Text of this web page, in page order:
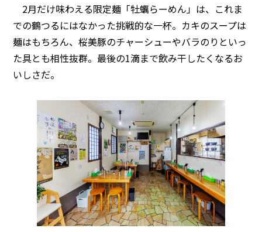
2月だけ味わえる限定麺「牡蠣らーめん」は、これま
での鶴つるにはなかった挑戦的な一杯。カキのスープは
麺はもちろん、桜美豚のチャーシューやバラのりといっ
た具とも相性抜群。最後の1滴まで飲み干したくなるお
いしさだ。